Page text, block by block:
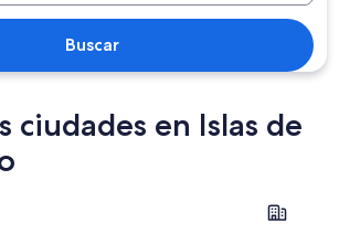
Buscar
ciudades en Islas de
Moorea-